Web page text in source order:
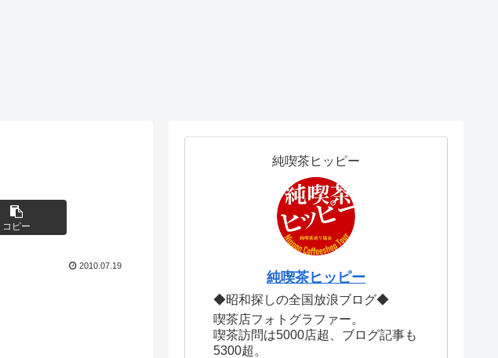
コピー
2010.07.19
純喫茶ヒッピー
純喫茶ヒッピー
◆昭和探しの全国放浪ブログ◆
喫茶店フォトグラファー。
喫茶訪問は5000店超、ブログ記事も
5300超。